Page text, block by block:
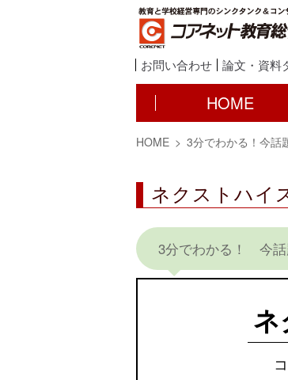
お問い合わせ 論文・資料
HOME
HOME 3分でわかる！今話
ネクストハイ
3分でわかる！ 今話
ネ